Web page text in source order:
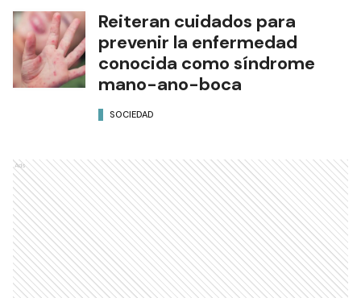
Reiteran cuidados para
prevenir la enfermedad
conocida como síndrome
mano-ano-boca
SOCIEDAD
Ads